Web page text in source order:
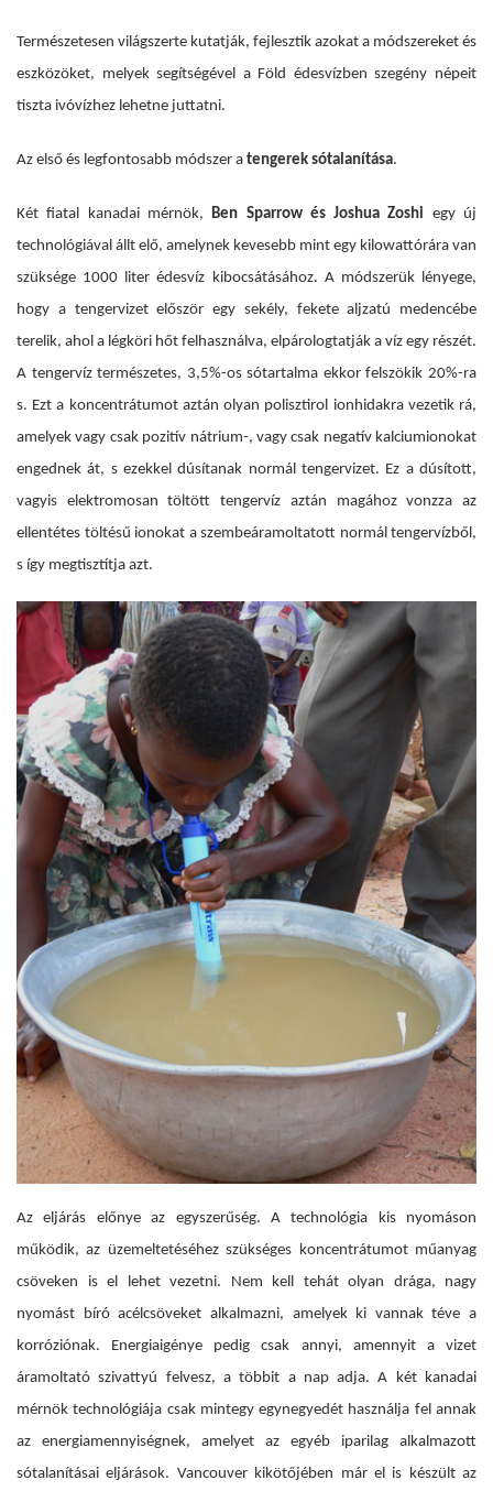
Természetesen világszerte kutatják, fejlesztik azokat a módszereket és
eszközöket, melyek segítségével a Föld édesvízben szegény népeit
tiszta ivóvízhez lehetne juttatni.
Az első és legfontosabb módszer a tengerek sótalanítása.
Két fiatal kanadai mérnök, Ben Sparrow és Joshua Zoshi egy új
technológiával állt elő, amelynek kevesebb mint egy kilowattórára van
szüksége 1000 liter édesvíz kibocsátásához. A módszerük lényege,
hogy a tengervizet először egy sekély, fekete aljzatú medencébe
terelik, ahol a légköri hőt felhasználva, elpárologtatják a víz egy részét.
A tengervíz természetes, 3,5%-os sótartalma ekkor felszökik 20%-ra
s. Ezt a koncentrátumot aztán olyan polisztirol ionhidakra vezetik rá,
amelyek vagy csak pozitív nátrium-, vagy csak negatív kalciumionokat
engednek át, s ezekkel dúsítanak normál tengervizet. Ez a dúsított,
vagyis elektromosan töltött tengervíz aztán magához vonzza az
ellentétes töltésű ionokat a szembeáramoltatott normál tengervízből,
s így megtisztítja azt.
Az eljárás előnye az egyszerűség. A technológia kis nyomáson
működik, az üzemeltetéséhez szükséges koncentrátumot műanyag
csöveken is el lehet vezetni. Nem kell tehát olyan drága, nagy
nyomást bíró acélcsöveket alkalmazni, amelyek ki vannak téve a
korróziónak. Energiaigénye pedig csak annyi, amennyit a vizet
áramoltató szivattyú felvesz, a többit a nap adja. A két kanadai
mérnök technológiája csak mintegy egynegyedét használja fel annak
az energiamennyiségnek, amelyet az egyéb iparilag alkalmazott
sótalanításai eljárások. Vancouver kikötőjében már el is készült az